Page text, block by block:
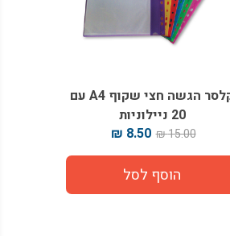
קלסר הגשה חצי שקוף A4 עם
20 ניילוניות
15.00 ₪
8.50 ₪